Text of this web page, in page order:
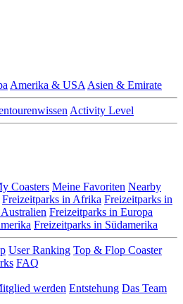
Amerika & USA Asien & Emirate
Activity Level
Coasters Meine Favoriten Nearby
Freizeitparks in Afrika Freizeitparks in
Freizeitparks in Europa
Freizeitparks in Südamerika
User Ranking Top & Flop Coaster
FAQ
werden Entstehung Das Team